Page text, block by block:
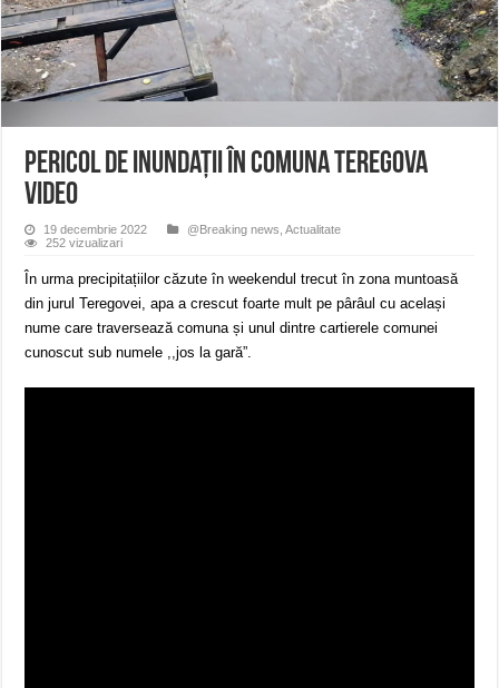
ANUNŢ OPRIRE APĂ în CARANSEBEȘ avarie
ANUNȚ OPRIRE APĂ în Reșița, cartier Țerova – avarie – 04.08.2026
Pericol de inundații în comuna Teregova
VIDEO
19 decembrie 2022 @Breaking news ,Actualitate
252 vizualizari
În urma precipitațiilor căzute în weekendul trecut în zona muntoasă
din jurul Teregovei, apa a crescut foarte mult pe pârâul cu același
nume care traversează comuna și unul dintre cartierele comunei
cunoscut sub numele ,,jos la gară”.